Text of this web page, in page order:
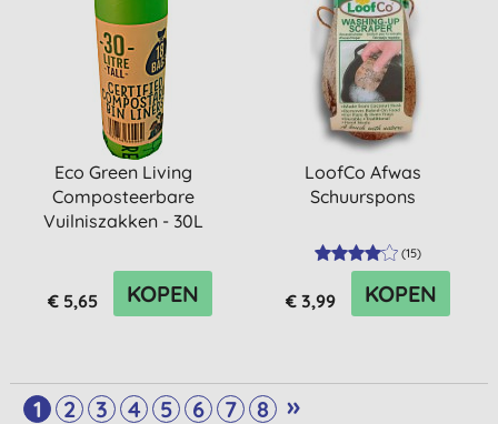
Eco Green Living
Composteerbare
Vuilniszakken - 30L
€ 5,65 KOPEN
LoofCo Afwas
Schuurspons
(15)
€ 3,99 KOPEN
1 2 3 4 5 6 7 8 »